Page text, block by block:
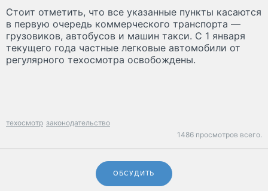
Стоит отметить, что все указанные пункты касаются
в первую очередь коммерческого транспорта —
грузовиков, автобусов и машин такси. С 1 января
текущего года частные легковые автомобили от
регулярного техосмотра освобождены.
техосмотр законодательство
1486 просмотров всего.
ОБСУДИТЬ